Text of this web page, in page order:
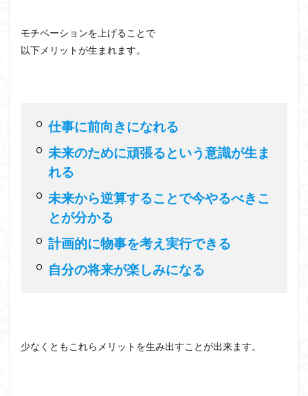
モチベーションを上げることで
以下メリットが生まれます。
仕事に前向きになれる
未来のために頑張るという意識が生ま
れる
未来から逆算することで今やるべきこ
とが分かる
計画的に物事を考え実行できる
自分の将来が楽しみになる
少なくともこれらメリットを生み出すことが出来ます。